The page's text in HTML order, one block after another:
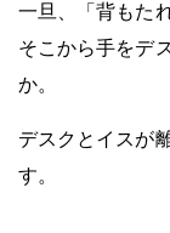
一旦、「背もた
そこから手をデ
か。
デスクとイスが
す。